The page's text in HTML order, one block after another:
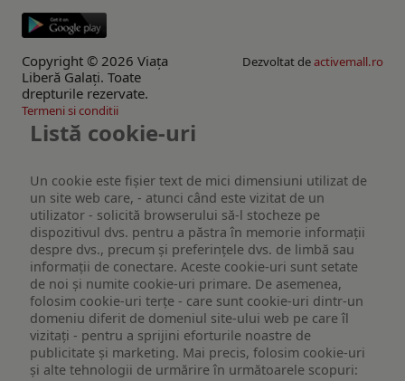
Copyright © 2026 Viaţa
Liberă Galaţi. Toate
drepturile rezervate.
Dezvoltat deactivemall.ro
Termeni si conditii
Listă cookie-uri
Un cookie este fişier text de mici dimensiuni utilizat de
un site web care, - atunci când este vizitat de un
utilizator - solicită browserului să-l stocheze pe
dispozitivul dvs. pentru a păstra în memorie informații
despre dvs., precum și preferințele dvs. de limbă sau
informații de conectare. Aceste cookie-uri sunt setate
de noi și numite cookie-uri primare. De asemenea,
folosim cookie-uri terțe - care sunt cookie-uri dintr-un
domeniu diferit de domeniul site-ului web pe care îl
vizitați - pentru a sprijini eforturile noastre de
publicitate și marketing. Mai precis, folosim cookie-uri
și alte tehnologii de urmărire în următoarele scopuri: